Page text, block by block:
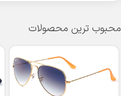
محبوب ترین محصولات